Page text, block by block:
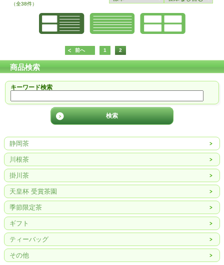
（全38件）
前へ 1 2
商品検索
キーワード検索
静岡茶
川根茶
掛川茶
天皇杯 受賞茶園
季節限定茶
ギフト
ティーバッグ
その他